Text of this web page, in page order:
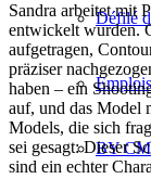
Défilé
BY CM
Sandra arbeitet mit
entwickelt wurden.
aufgetragen,
präziser
haben – ein
auf, und das Model
Models, die sich
sei gesagt: Dieser
sind ein echter